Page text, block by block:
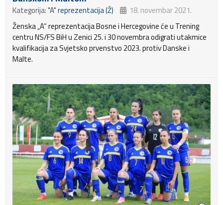
Kategorija:"A" reprezentacija (Ž)
18. novembar 2021.
Ženska „A“ reprezentacija Bosne i Hercegovine će u Trening
centru NS/FS BiH u Zenici 25. i 30 novembra odigrati utakmice
kvalifikacija za Svjetsko prvenstvo 2023. protiv Danske i
Malte.